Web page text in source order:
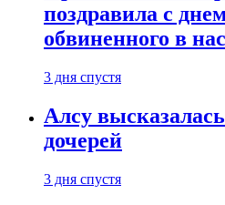
поздравила с
обвиненного в
3 дня спустя
Алсу
дочерей
3 дня спустя